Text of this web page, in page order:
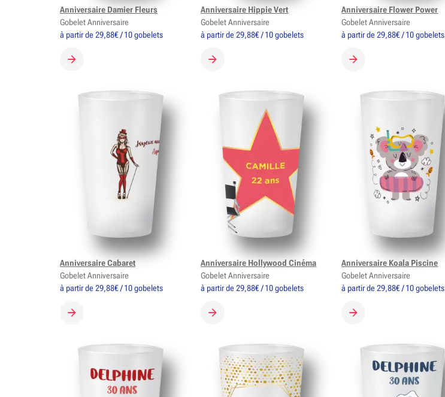
à partir de 29,88€ / 10 gobelets
CRÉER MON GOBELET
Anniversaire Damier Fleurs
Gobelet Anniversaire
à partir de 29,88€ / 10 gobelets
CRÉER MON GOBELET
Anniversaire Hippie Vert
Gobelet Anniversaire
à partir de 29,88€ / 10 gobelets
CRÉER MON GOBELET
Anniversaire Flower Power
Gobelet Anniversaire
à partir de 29,88€ / 10 gobelets
CRÉER MON GOBELET
Anniversaire Cabaret
Gobelet Anniversaire
à partir de 29,88€ / 10 gobelets
CRÉER MON GOBELET
Anniversaire Hollywood Cinéma
Gobelet Anniversaire
à partir de 29,88€ / 10 gobelets
CRÉER MON GOBELET
Anniversaire Koala Piscine
Gobelet Anniversaire